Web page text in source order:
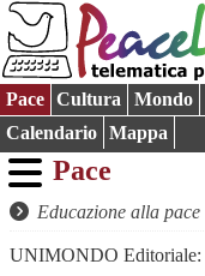
Pace Cultura Mondo
Calendario
Mappa
Pace
Educazione alla pace
UNIMONDO Editoriale: